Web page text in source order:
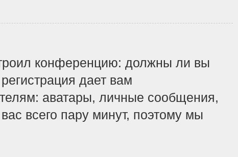
конференцию: должны ли вы
дает вам
аватары, личные сообщения,
всего пару минут, поэтому мы